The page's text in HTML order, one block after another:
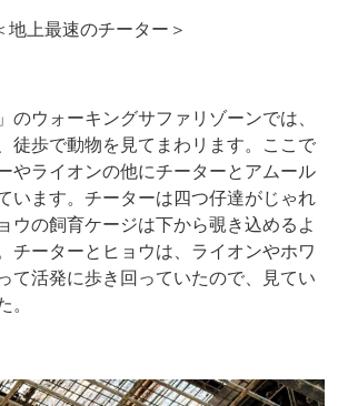
地上最速のチーター＞
のウォーキングサファリゾーンでは、
徒歩で動物を見てまわリます。ここで
やライオンの他にチーターとアムール
います。チーターは四つ仔達がじゃれ
ウの飼育ケージは下から覗き込めるよ
チーターとヒョウは、ライオンやホワ
て活発に歩き回っていたので、見てい